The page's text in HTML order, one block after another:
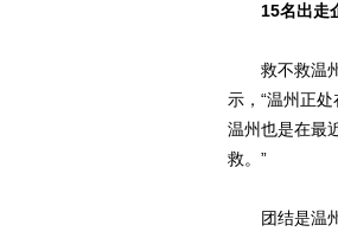
15名出走
救不救温州
示，“温州正
温州也是在最
救。”
团结是温州